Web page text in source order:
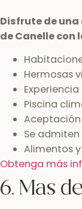
Disfrute de
de Canelle
Hermosas
Piscina
Aceptación
Se
Alimentos
Obtenga más
6. Mas